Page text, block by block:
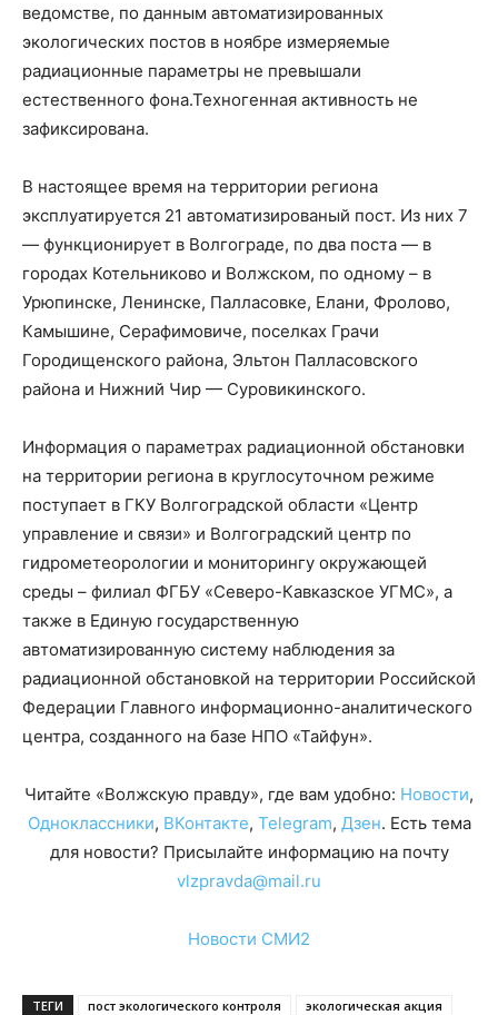
ведомстве, по данным автоматизированных
экологических постов в ноябре измеряемые
радиационные параметры не превышали
естественного фона.Техногенная активность не
зафиксирована.
В настоящее время на территории региона
эксплуатируется 21 автоматизированый пост. Из них 7
— функционирует в Волгограде, по два поста — в
городах Котельниково и Волжском, по одному – в
Урюпинске, Ленинске, Палласовке, Елани, Фролово,
Камышине, Серафимовиче, поселках Грачи
Городищенского района, Эльтон Палласовского
района и Нижний Чир — Суровикинского.
Информация о параметрах радиационной обстановки
на территории региона в круглосуточном режиме
поступает в ГКУ Волгоградской области «Центр
управление и связи» и Волгоградский центр по
гидрометеорологии и мониторингу окружающей
среды – филиал ФГБУ «Северо-Кавказское УГМС», а
также в Единую государственную
автоматизированную систему наблюдения за
радиационной обстановкой на территории Российской
Федерации Главного информационно-аналитического
центра, созданного на базе НПО «Тайфун».
Читайте «Волжскую правду», где вам удобно: Новости,
Одноклассники, ВКонтакте, Telegram, Дзен. Есть тема
для новости? Присылайте информацию на почту
vlzpravda@mail.ru
Новости СМИ2
ТЕГИ пост экологического контроля
экологическая акция